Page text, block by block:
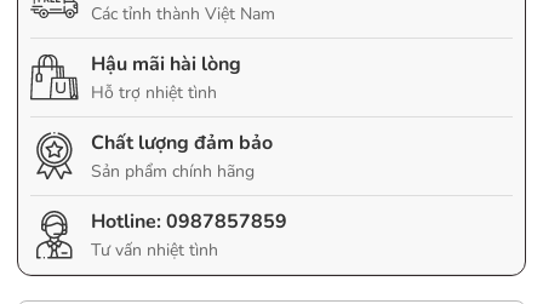
Các tỉnh thành Việt Nam
Hậu mãi hài lòng
Hỗ trợ nhiệt tình
Chất lượng đảm bảo
Sản phẩm chính hãng
Hotline:0987857859
Tư vấn nhiệt tình